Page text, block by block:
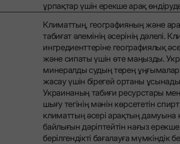
ұрпақтар үшін ерекше арақ
Климаттың, географияның және
табиғат әлемінің әсерінің дәлелі.
ингредиенттеріне географиялық
және сипаты үшін өте маңызды.
минералды судың терең
жасау үшін бірегей ортаны
Украинаның табиғи ресурстары
шығу тегінің мәнін көрсететін
климаттың әсері арақтың дамуына
байлығын дәріптейтін нағыз
берілгендікті бағалауға мүмкіндік